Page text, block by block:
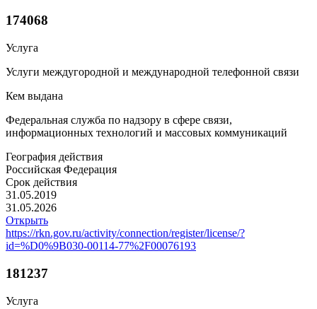
174068
Услуга
Услуги междугородной и международной телефонной связи
Кем выдана
Федеральная служба по надзору в сфере связи,
информационных технологий и массовых коммуникаций
География действия
Российская Федерация
Срок действия
31.05.2019
31.05.2026
Открыть
https://rkn.gov.ru/activity/connection/register/license/?
id=%D0%9B030-00114-77%2F00076193
181237
Услуга